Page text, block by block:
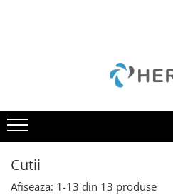
Accesorii
Borcane
Cani
Cratite
Cutii
Afiseaza: 1-13 din 13 produse